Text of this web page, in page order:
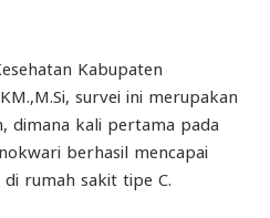
Kabupaten
survei ini merupakan
dimana kali pertama pada
berhasil mencapai
rumah sakit tipe C.